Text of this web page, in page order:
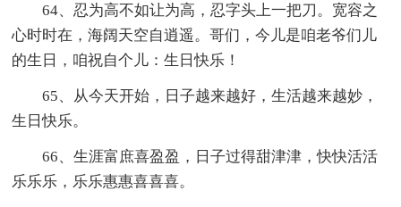
64、忍为高不如让为高，忍字头上一把刀。宽容之
心时时在，海阔天空自逍遥。哥们，今儿是咱老爷们儿
的生日，咱祝自个儿：生日快乐！
65、从今天开始，日子越来越好，生活越来越妙，
生日快乐。
66、生涯富庶喜盈盈，日子过得甜津津，快快活活
乐乐乐，乐乐惠惠喜喜喜。